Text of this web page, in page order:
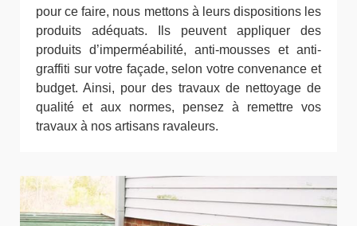
pour ce faire, nous mettons à leurs dispositions les
produits adéquats. Ils peuvent appliquer des
produits d’imperméabilité, anti-mousses et anti-
graffiti sur votre façade, selon votre convenance et
budget. Ainsi, pour des travaux de nettoyage de
qualité et aux normes, pensez à remettre vos
travaux à nos artisans ravaleurs.